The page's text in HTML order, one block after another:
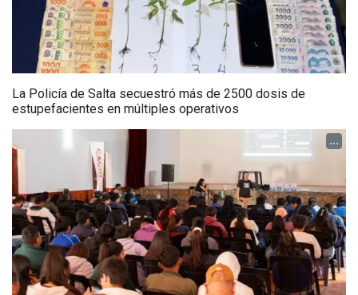
La Policía de Salta secuestró más de 2500 dosis de
estupefacientes en múltiples operativos
...